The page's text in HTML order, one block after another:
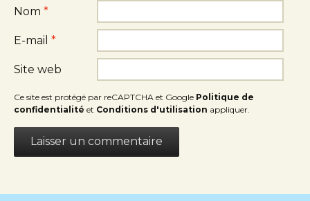
Nom *
E-mail *
Site web
Ce site est protégé par reCAPTCHA et Google Politique de
confidentialité et Conditions d'utilisation appliquer.